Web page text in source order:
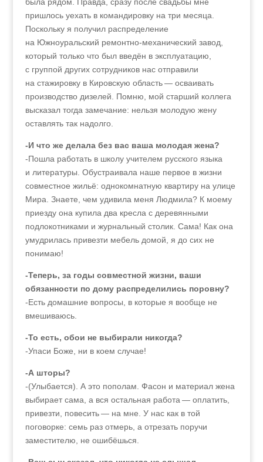
пришлось уехать в командировку на три месяца.
Поскольку я получил распределение
на Южноуральский ремонтно-механический завод,
который только что был введён в эксплуатацию,
с группой других сотрудников нас отправили
на стажировку в Кировскую область — осваивать
производство дизелей. Помню, мой старший коллега
высказал тогда замечание: нельзя молодую жену
оставлять так надолго.
-И что же делала без вас ваша молодая жена?
-Пошла работать в школу учителем русского языка
и литературы. Обустраивала наше первое в жизни
совместное жильё: однокомнатную квартиру на улице
Мира. Знаете, чем удивила меня Людмила? К моему
приезду она купила два кресла с деревянными
подлокотниками и журнальный столик. Сама! Как она
умудрилась привезти мебель домой, я до сих не
понимаю!
-Теперь, за годы совместной жизни, ваши
обязанности по дому распределились поровну?
-Есть домашние вопросы, в которые я вообще не
вмешиваюсь.
-То есть, обои не выбирали никогда?
-Упаси Боже, ни в коем случае!
-А шторы?
-(Улыбается). А это пополам. Фасон и материал жена
выбирает сама, а вся остальная работа — оплатить,
привезти, повесить — на мне. У нас как в той
поговорке: семь раз отмерь, а отрезать поручи
заместителю, не ошибёшься.